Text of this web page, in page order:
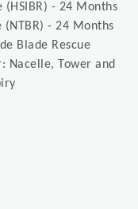
(HSIBR) - 24 Months
(NTBR) - 24 Months
Blade Rescue
Nacelle, Tower and